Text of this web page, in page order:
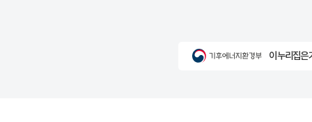
이 누리집은